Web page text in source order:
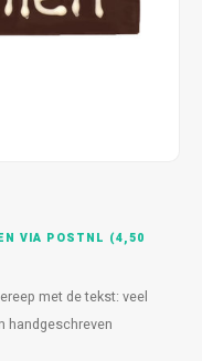
VIA POSTNL (4,50
met de tekst: veel
handgeschreven